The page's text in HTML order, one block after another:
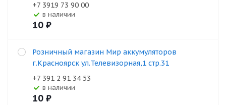
+7 3919 73 90 00
В наличии
10 ₽
Розничный магазин Мир аккумуляторов
г.Красноярск ул.Телевизорная,1 стр.31
+7 391 2 91 34 53
В наличии
10 ₽